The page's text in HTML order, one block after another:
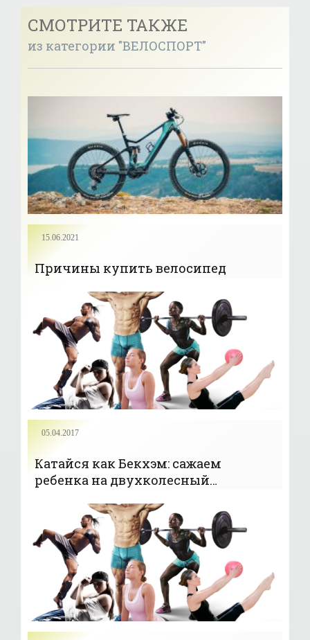
СМОТРИТЕ ТАКЖЕ
из категории "ВЕЛОСПОРТ"
15.06.2021
Причины купить велосипед
05.04.2017
Катайся как Бекхэм: сажаем
ребенка на двухколесный